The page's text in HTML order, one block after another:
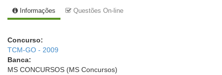
Informações Questões On-line
Concurso:
TCM-GO - 2009
Banca:
MS CONCURSOS (MS Concursos)